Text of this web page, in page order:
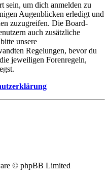
sein, um dich anmelden zu
Augenblicken erledigt und
zuzugreifen. Die Board-
auch zusätzliche
unsere
Regelungen, bevor du
jeweiligen Forenregeln,
© phpBB Limited